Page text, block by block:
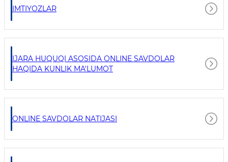
IMTIYOZLAR
IJARA HUQUQI ASOSIDA ONLINE SAVDOLAR
HAQIDA KUNLIK MA'LUMOT
ONLINE SAVDOLAR NATIJASI